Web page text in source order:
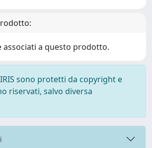
associati a questo prodotto.
sono protetti da copyright e
riservati, salvo diversa